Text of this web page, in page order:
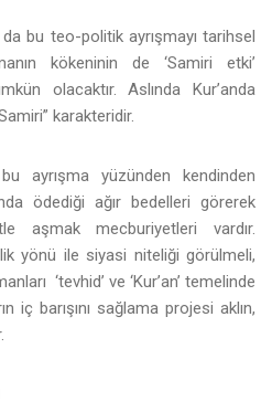
bu teo-politik ayrışmayı tarihsel
kökeninin de ‘Samiri etki’
olacaktır. Aslında Kur’anda
karakteridir.
ayrışma yüzünden kendinden
ödediği ağır bedelleri görerek
aşmak mecburiyetleri vardır.
yönü ile siyasi niteliği görülmeli,
‘tevhid’ ve ‘Kur’an’ temelinde
iç barışını sağlama projesi aklın,